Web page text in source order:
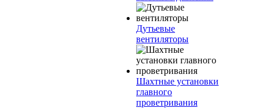
Дутьевые
вентиляторы
Шахтные установки
главного
проветривания